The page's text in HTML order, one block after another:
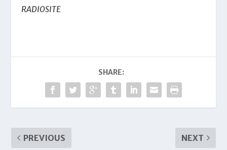
RADIOSITE
SHARE:
PREVIOUS NEXT